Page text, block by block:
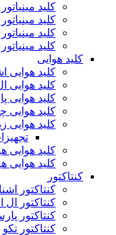
کلید
کلید
کلید
کلید
کلید هوایی
کلید هوایی
کلید هوایی
کلید هوایی
کلید هوایی
کلید هوایی
کلید هوایی
کلید هوایی
کنتاکتور
کنتاکتور
کنتاکتور
کنتاکتور
کنتاکتور تکو